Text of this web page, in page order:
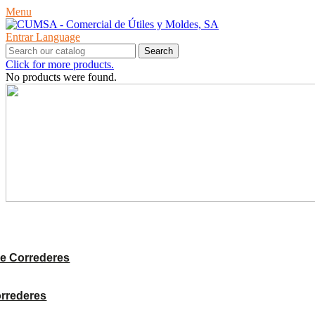
Menu
Entrar Language
Search
Click for more products.
No products were found.
Correderes